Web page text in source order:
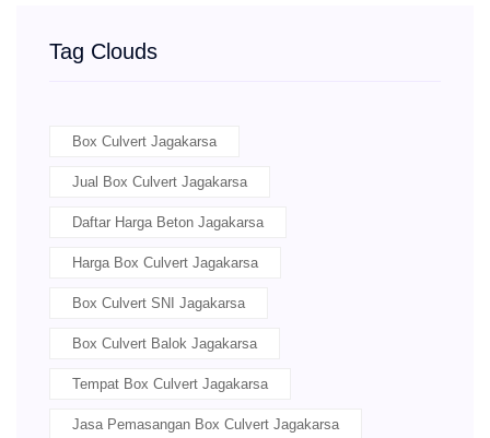
Tag Clouds
Box Culvert Jagakarsa
Jual Box Culvert Jagakarsa
Daftar Harga Beton Jagakarsa
Harga Box Culvert Jagakarsa
Box Culvert SNI Jagakarsa
Box Culvert Balok Jagakarsa
Tempat Box Culvert Jagakarsa
Jasa Pemasangan Box Culvert Jagakarsa